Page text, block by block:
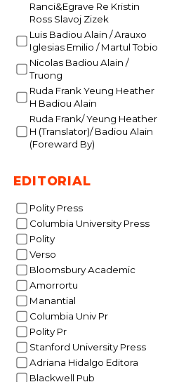
Ranci&Egrave Re Kristin
Ross Slavoj Zizek
Luis Badiou Alain / Arauxo
Iglesias Emilio / Martul Tobio
Nicolas Badiou Alain /
Truong
Ruda Frank Yeung Heather
H Badiou Alain
Ruda Frank/ Yeung Heather
H (Translator)/ Badiou Alain
(Foreward By)
EDITORIAL
Polity Press
Columbia University Press
Polity
Verso
Bloomsbury Academic
Amorrortu
Manantial
Columbia Univ Pr
Polity Pr
Stanford University Press
Adriana Hidalgo Editora
Blackwell Pub